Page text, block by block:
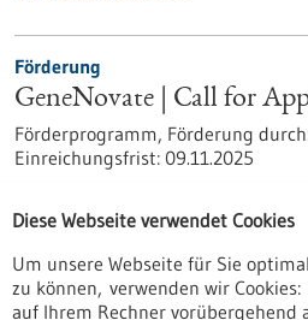
Förderung
GeneNovate | Call for
Förderprogramm, Förderung
Einreichungsfrist: 09.11.2025
pro.de/datenbanken/
Diese Webseite verwendet Cookies
Um unsere Webseite für Sie
zu können, verwenden wir
auf Ihrem Rechner vorübergehend